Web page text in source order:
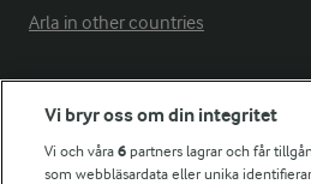
Arla in other countries
Fler Arlasajter
För ägare
Vi bryr oss om din integritet
Vi och våra6 partners lagrar och får
som webbläsardata eller unika